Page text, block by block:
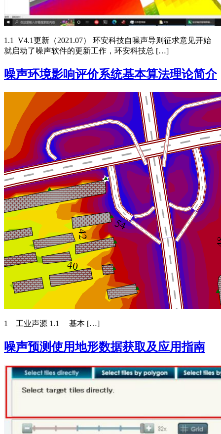
1.1 V4.1更新（2021.07） 环安科技自噪声导则征求意见开始
就启动了噪声软件的更新工作，环安科技总 […]
噪声环境影响评价系统基本算法理论简介
1 工业声源 1.1 基本 […]
噪声预测使用地形数据获取及应用指南